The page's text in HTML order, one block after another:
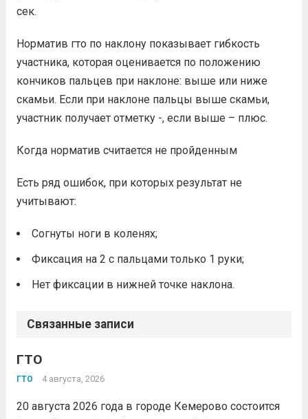
сек.
Норматив гто по наклону показывает гибкость
участника, которая оценивается по положению
кончиков пальцев при наклоне: выше или ниже
скамьи. Если при наклоне пальцы выше скамьи,
участник получает отметку -, если выше – плюс.
Когда норматив считается не пройденным
Есть ряд ошибок, при которых результат не
учитывают:
Согнуты ноги в коленях;
Фиксация на 2 с пальцами только 1 руки;
Нет фиксации в нижней точке наклона.
Связанные записи
ГТО
ГТО 4 августа, 2026
20 августа 2026 года в городе Кемерово состоится